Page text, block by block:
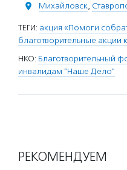
Михайловск,
ТЕГИ: акция «Помоги
благотворительные акции
НКО: Благотворительный
инвалидам "Наше Дело"
РЕКОМЕНДУЕМ